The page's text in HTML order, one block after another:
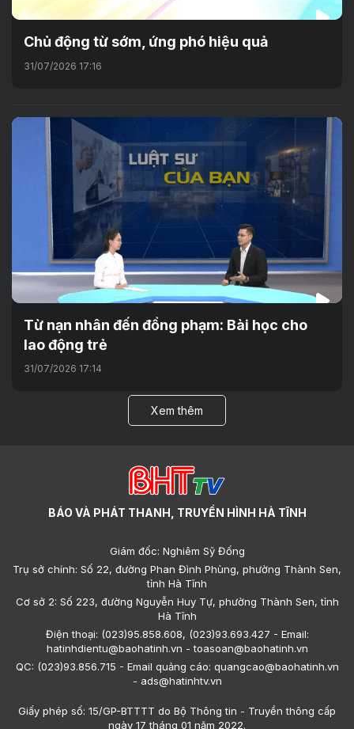
Chủ động từ sớm, ứng phó hiệu quả
31/07/2026 17:16
Từ nạn nhân đến đồng phạm: Bài học cho
lao động trẻ
31/07/2026 17:14
Xem thêm
BÁO VÀ PHÁT THANH, TRUYỀN HÌNH HÀ TĨNH
Giám đốc: Nghiêm Sỹ Đống
Trụ sở chính: Số 22, đường Phan Đình Phùng, phường Thành Sen,
tỉnh Hà Tĩnh
Cơ sở 2: Số 223, đường Nguyễn Huy Tự, phường Thành Sen, tỉnh
Hà Tĩnh
Điện thoại: (023)95.858.608, (023)93.693.427 - Email:
hatinhdientu@baohatinh.vn - toasoan@baohatinh.vn
QC: (023)93.856.715 - Email quảng cáo: quangcao@baohatinh.vn
- ads@hatinhtv.vn
Giấy phép số: 15/GP-BTTTT do Bộ Thông tin - Truyền thông cấp
ngày 17 tháng 01 năm 2022.